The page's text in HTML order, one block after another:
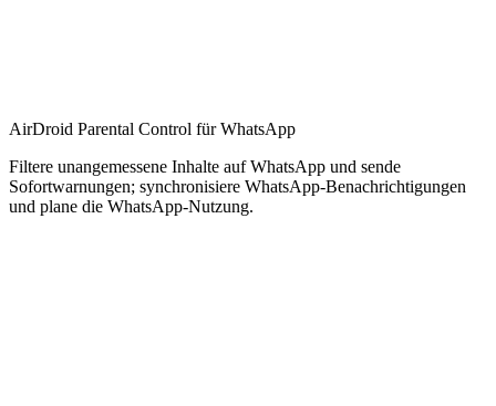
AirDroid Parental Control für WhatsApp
Filtere unangemessene Inhalte auf WhatsApp und sende
Sofortwarnungen; synchronisiere WhatsApp-Benachrichtigungen
und plane die WhatsApp-Nutzung.